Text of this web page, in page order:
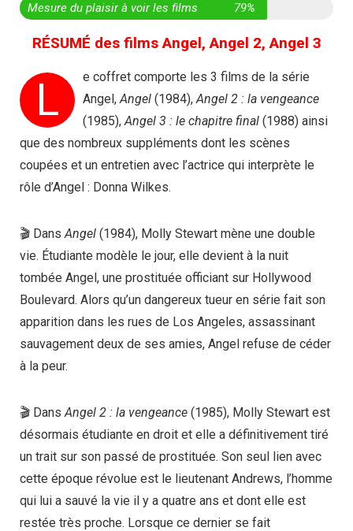
Mesure du plaisir à voir les films 79%
RÉSUMÉ des films Angel, Angel 2, Angel 3
L
e coffret comporte les 3 films de la série
Angel,Angel (1984),Angel 2 : la vengeance
(1985),Angel 3 : le chapitre final (1988) ainsi
que des nombreux suppléments dont les scènes
coupées et un entretien avec l’actrice qui interprète le
rôle d’Angel : Donna Wilkes.
🎬 DansAngel (1984), Molly Stewart mène une double
vie. Étudiante modèle le jour, elle devient à la nuit
tombée Angel, une prostituée officiant sur Hollywood
Boulevard. Alors qu’un dangereux tueur en série fait son
apparition dans les rues de Los Angeles, assassinant
sauvagement deux de ses amies, Angel refuse de céder
à la peur.
🎬 DansAngel 2 : la vengeance (1985), Molly Stewart est
désormais étudiante en droit et elle a définitivement tiré
un trait sur son passé de prostituée. Son seul lien avec
cette époque révolue est le lieutenant Andrews, l’homme
qui lui a sauvé la vie il y a quatre ans et dont elle est
restée très proche. Lorsque ce dernier se fait